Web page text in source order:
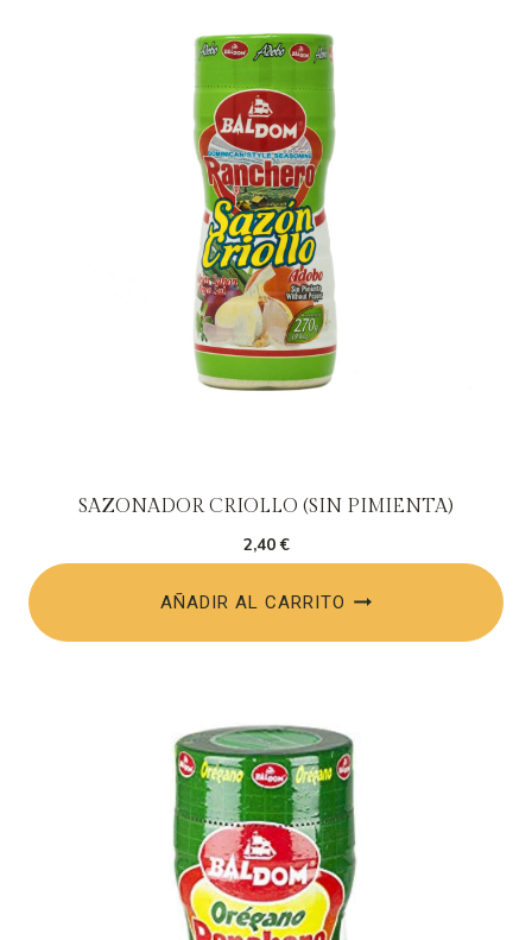
SAZONADOR CRIOLLO (SIN PIMIENTA)
2,40€
AÑADIR AL CARRITO